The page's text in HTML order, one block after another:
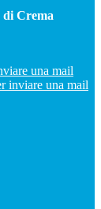
Crema
una mail
inviare una mail